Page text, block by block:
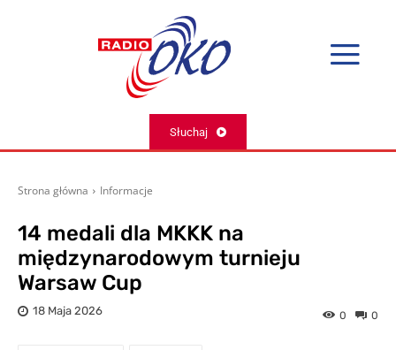
Słuchaj
Strona główna Informacje
14 medali dla MKKK na
międzynarodowym turnieju
Warsaw Cup
18 Maja 2026 0
0